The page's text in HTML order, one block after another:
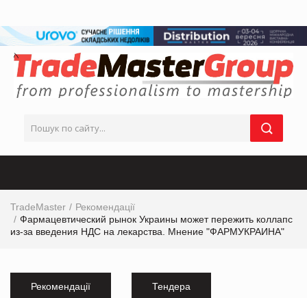
TradeMaster
Рекомендації
Фармацевтический рынок Украины может пережить коллапс
из-за введения НДС на лекарства. Мнение "ФАРМУКРАИНА"
Рекомендації Тендера